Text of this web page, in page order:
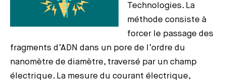
Technologies. La
méthode consiste à
forcer le passage des
fragments d’ADN dans un pore de l’ordre du
nanomètre de diamètre, traversé par un champ
électrique. La mesure du courant électrique,